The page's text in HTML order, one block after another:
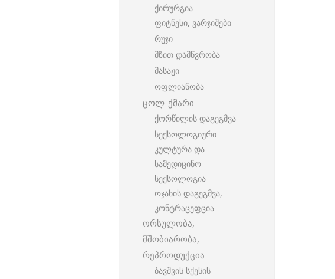
ქირურგია
ფიტნესი, ვარჯიშები
რუჯი
მზით დამწვრობა
მასაჟი
ოფლიანობა
ცოლ-ქმარი
ქორწილის დაგეგმვა
სექსოლოგიური
კულტურა და
სამედიცინო
სექსოლოგია
ოჯახის დაგეგმვა,
კონტრაცეფცია
ორსულობა,
მშობიარობა,
რეპროდუქცია
ბავშვის სქესის